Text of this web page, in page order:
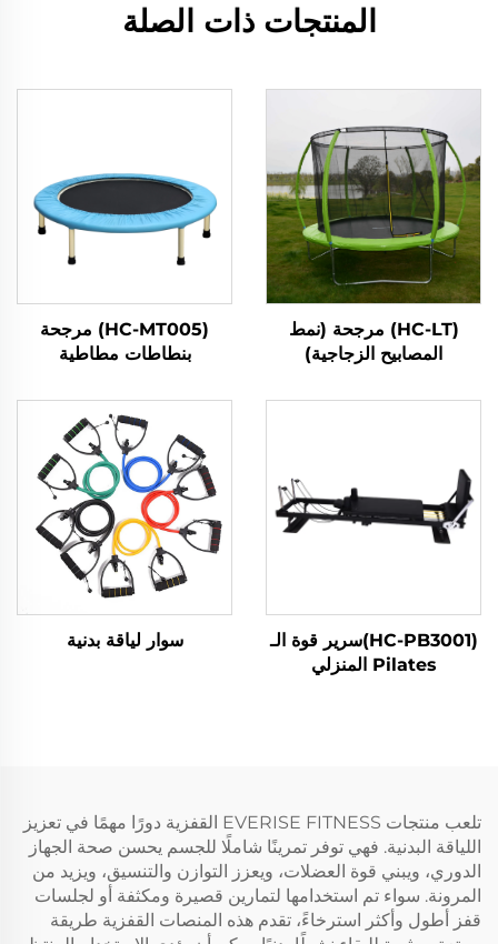
المنتجات ذات الصلة
(HC-LT) مرجحة (نمط
المصابيح الزجاجية)
(HC-MT005) مرجحة
بنطاطات مطاطية
(HC-PB3001)سرير قوة الـ
Pilates المنزلي
سوار لياقة بدنية
تلعب منتجات EVERISE FITNESS القفزية دورًا مهمًا في تعزيز
اللياقة البدنية. فهي توفر تمرينًا شاملًا للجسم يحسن صحة الجهاز
الدوري، ويبني قوة العضلات، ويعزز التوازن والتنسيق، ويزيد من
المرونة. سواء تم استخدامها لتمارين قصيرة ومكثفة أو لجلسات
قفز أطول وأكثر استرخاءً، تقدم هذه المنصات القفزية طريقة